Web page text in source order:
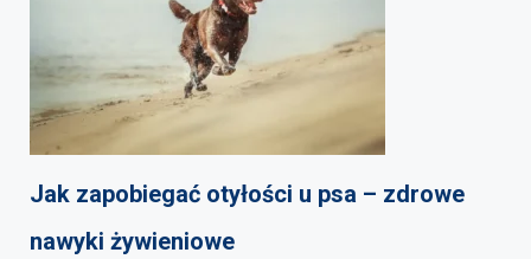
Jak zapobiegać otyłości u psa – zdrowe
nawyki żywieniowe